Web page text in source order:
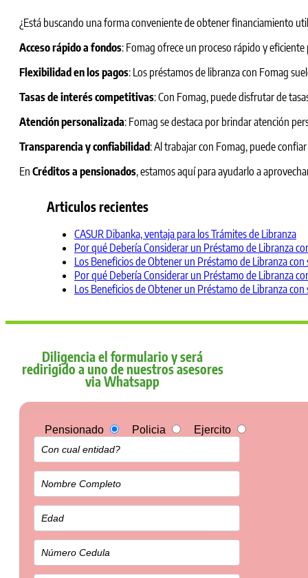
¿Está buscando una forma conveniente de obtener financiamiento
Acceso rápido a fondos: Fomag ofrece un proceso rápido y
Flexibilidad en los pagos: Los préstamos de libranza con Fomag
Tasas de interés competitivas: Con Fomag, puede disfrutar de
Atención personalizada: Fomag se destaca por brindar atención
Transparencia y confiabilidad: Al trabajar con Fomag, puede
En Créditos a pensionados, estamos aquí para ayudarlo a
Articulos recientes
CASUR Dibanka, ventaja para los Trámites de Libranza
Por qué Debería Considerar un Préstamo de Libranza
Los Beneficios de Obtener un Préstamo de Libranza
Por qué Debería Considerar un Préstamo de Libranza
Los Beneficios de Obtener un Préstamo de Libranza con
Diligencia el formulario y será
redirigido a uno de nuestros asesores
via Whatsapp
Pensionado Policia Ejercito